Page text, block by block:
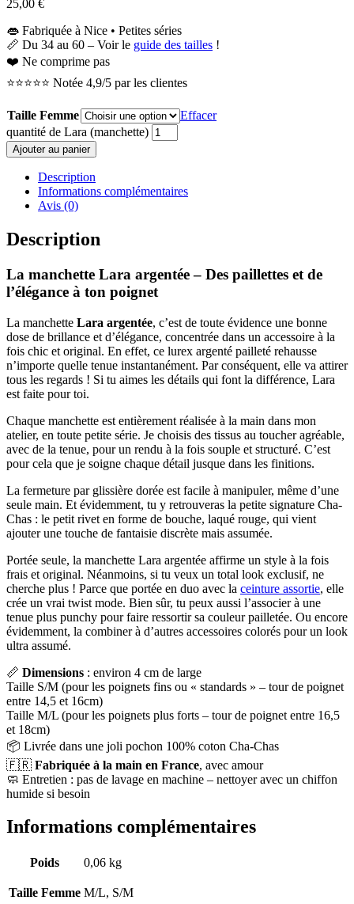
25,00 €
👄 Fabriquée à Nice • Petites séries
📏 Du 34 au 60 – Voir le guide des tailles !
❤️ Ne comprime pas
⭐⭐⭐⭐⭐ Notée 4,9/5 par les clientes
Taille Femme
Effacer
quantité de Lara (manchette)
Ajouter au panier
Description
Informations complémentaires
Avis (0)
Description
La manchette Lara argentée – Des paillettes et de
l’élégance à ton poignet
La manchette Lara argentée, c’est de toute évidence une bonne
dose de brillance et d’élégance, concentrée dans un accessoire à la
fois chic et original. En effet, ce lurex argenté pailleté rehausse
n’importe quelle tenue instantanément. Par conséquent, elle va attirer
tous les regards ! Si tu aimes les détails qui font la différence, Lara
est faite pour toi.
Chaque manchette est entièrement réalisée à la main dans mon
atelier, en toute petite série. Je choisis des tissus au toucher agréable,
avec de la tenue, pour un rendu à la fois souple et structuré. C’est
pour cela que je soigne chaque détail jusque dans les finitions.
La fermeture par glissière dorée est facile à manipuler, même d’une
seule main. Et évidemment, tu y retrouveras la petite signature Cha-
Chas : le petit rivet en forme de bouche, laqué rouge, qui vient
ajouter une touche de fantaisie discrète mais assumée.
Portée seule, la manchette Lara argentée affirme un style à la fois
frais et original. Néanmoins, si tu veux un total look exclusif, ne
cherche plus ! Parce que portée en duo avec la ceinture assortie, elle
crée un vrai twist mode. Bien sûr, tu peux aussi l’associer à une
tenue plus punchy pour faire ressortir sa couleur pailletée. Ou encore
évidemment, la combiner à d’autres accessoires colorés pour un look
ultra assumé.
📏 Dimensions : environ 4 cm de large
Taille S/M (pour les poignets fins ou « standards » – tour de poignet
entre 14,5 et 16cm)
Taille M/L (pour les poignets plus forts – tour de poignet entre 16,5
et 18cm)
📦 Livrée dans une joli pochon 100% coton Cha-Chas
🇫🇷 Fabriquée à la main en France, avec amour
🧼 Entretien : pas de lavage en machine – nettoyer avec un chiffon
humide si besoin
Informations complémentaires
Poids 0,06 kg
Taille Femme M/L, S/M